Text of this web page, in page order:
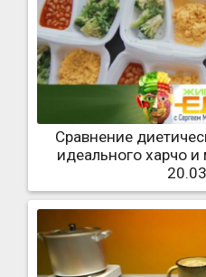
Сравнение
идеального харчо